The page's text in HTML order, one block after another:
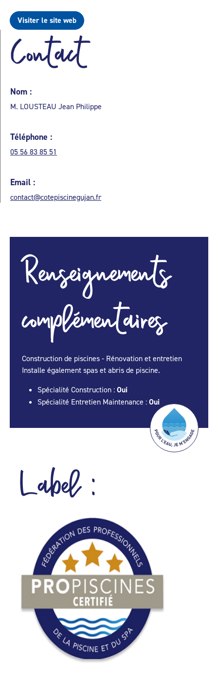
Visiter le site web
Contact
Nom :
M. LOUSTEAU Jean Philippe
Téléphone :
05 56 83 85 51
Email :
contact@cotepiscinegujan.fr
Renseignements
complémentaires
Construction de piscines - Rénovation et entretien
Installe également spas et abris de piscine.
Spécialité Construction : Oui
Spécialité Entretien Maintenance : Oui
Label :